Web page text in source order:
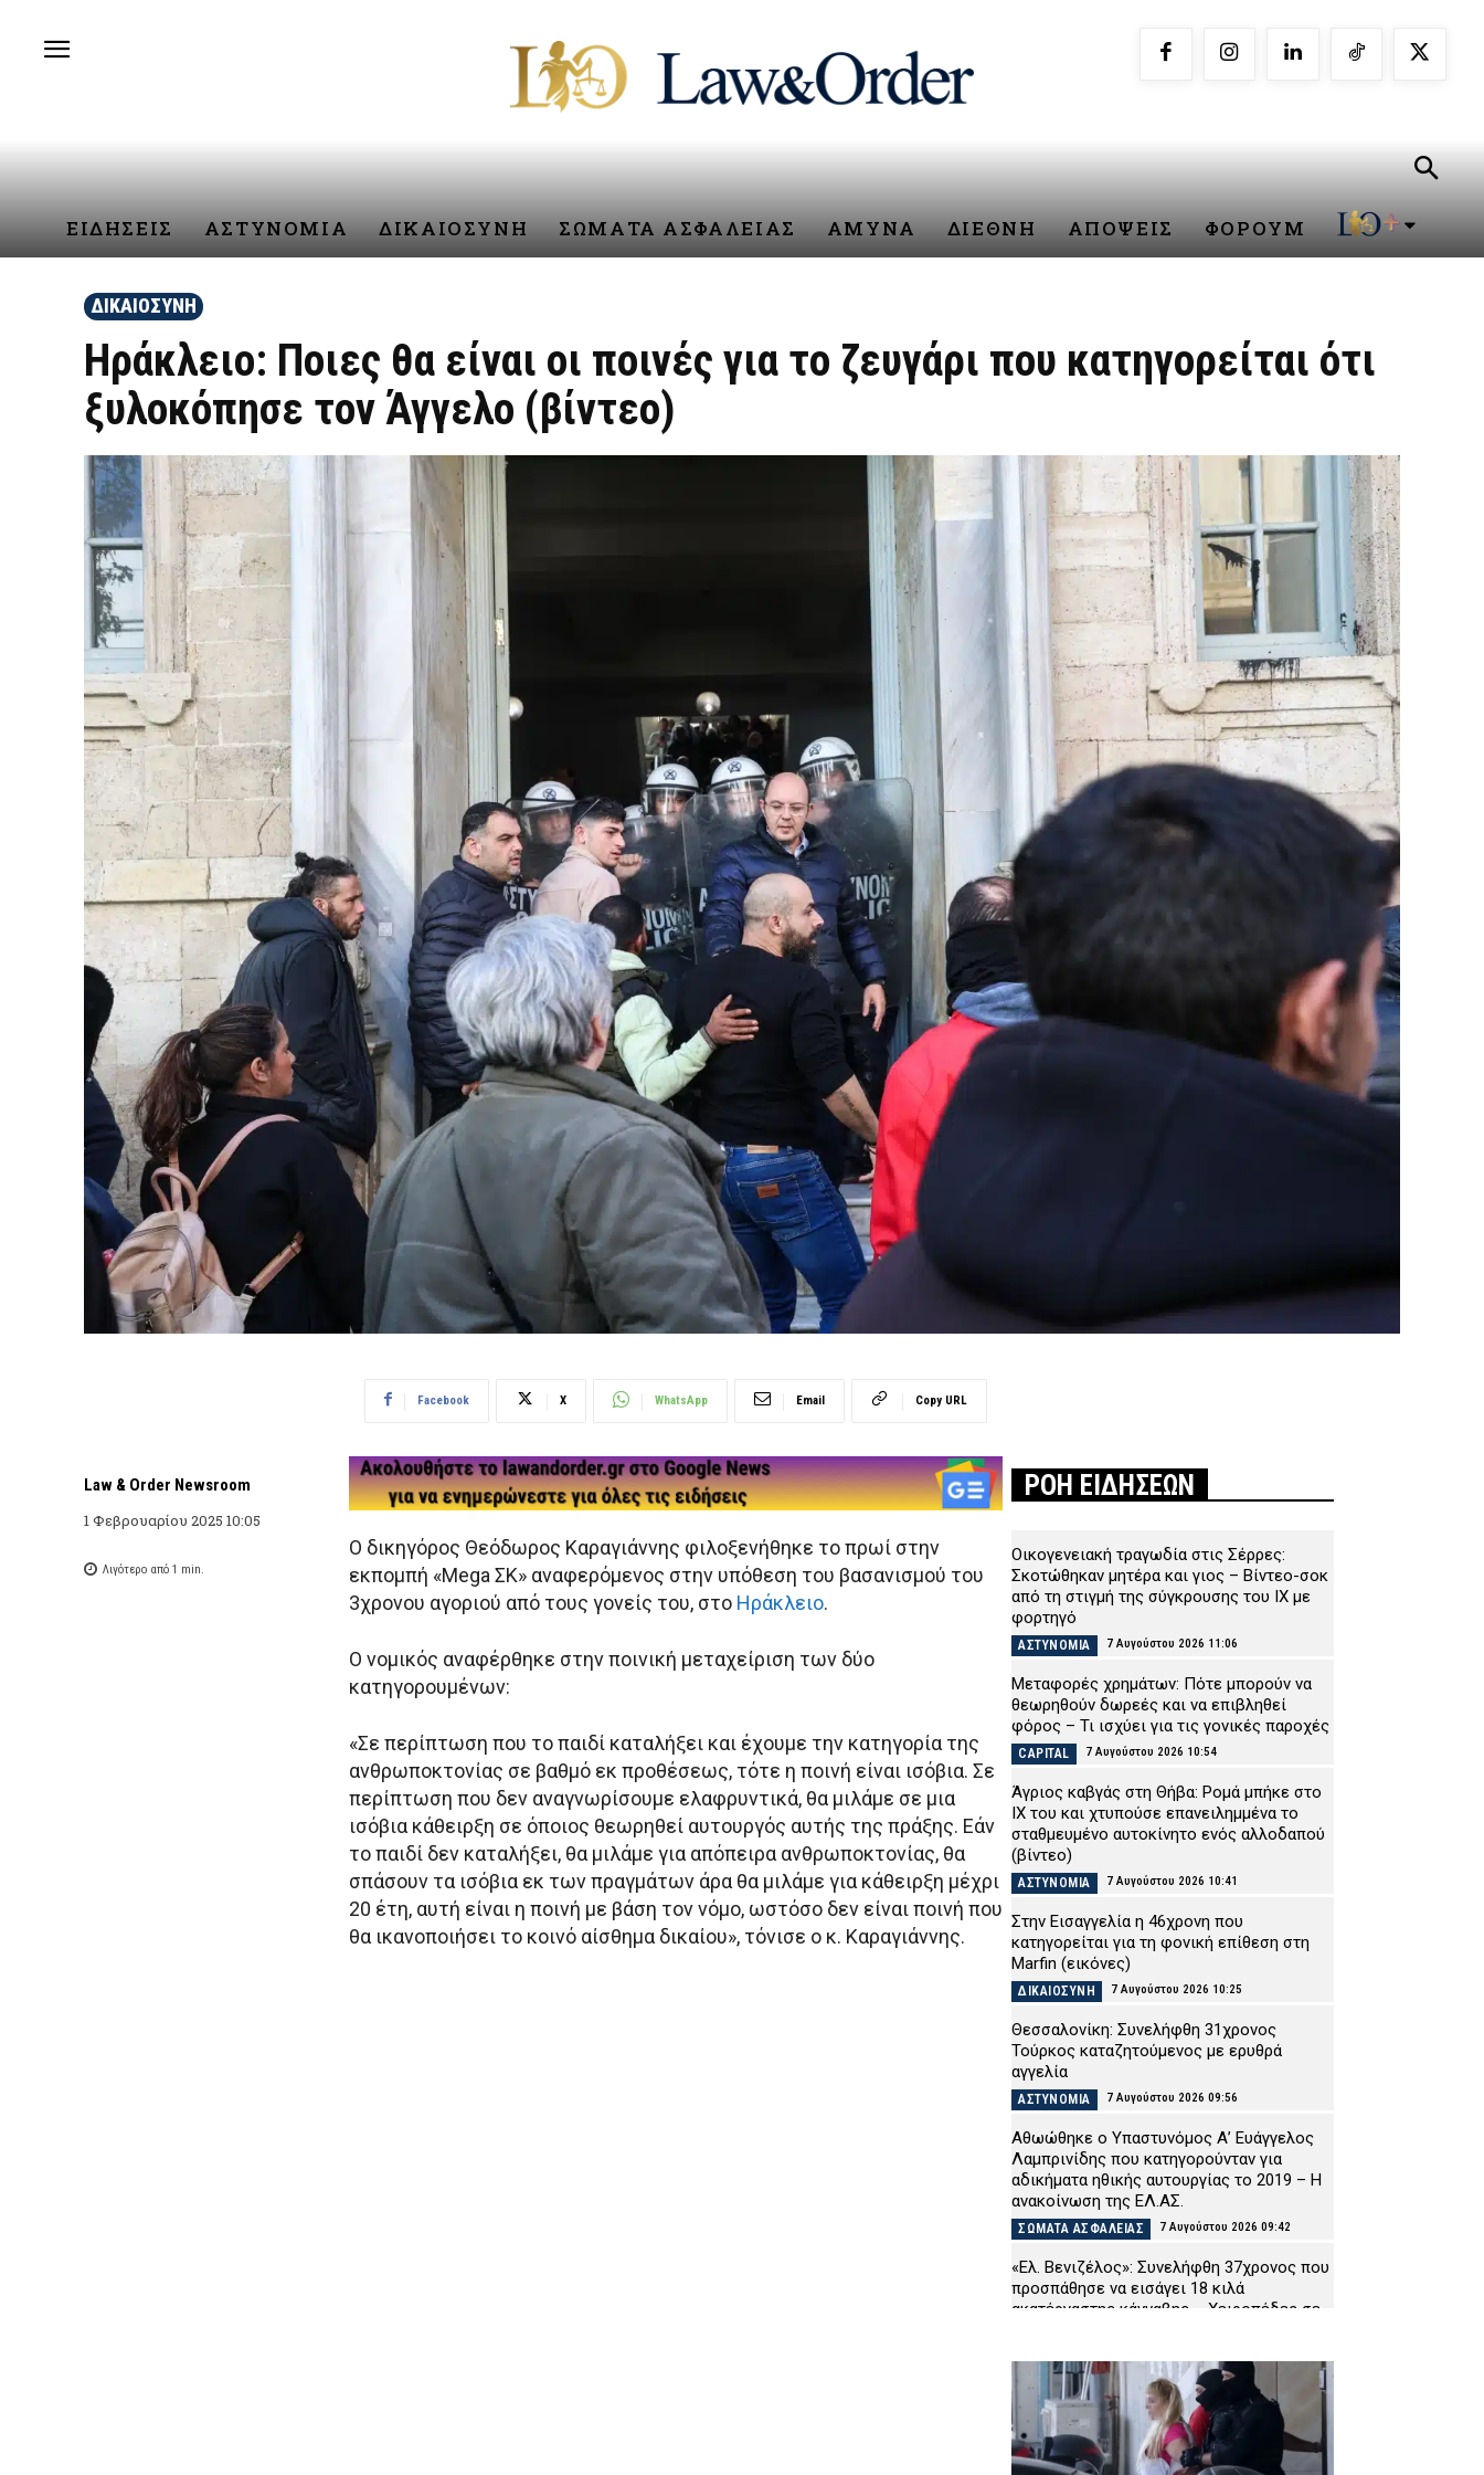
ΕΙΔΗΣΕΙΣ ΑΣΤΥΝΟΜΙΑ ΔΙΚΑΙΟΣΥΝΗ ΣΩΜΑΤΑ ΑΣΦΑΛΕΙΑΣ ΑΜΥΝΑ ΔΙΕΘΝΗ ΑΠΟΨΕΙΣ ΦΟΡΟΥΜ
ΔΙΚΑΙΟΣΥΝΗ
Ηράκλειο: Ποιες θα είναι οι ποινές για το ζευγάρι που κατηγορείται ότι
ξυλοκόπησε τον Άγγελο (βίντεο)
Law & Order Newsroom
1 Φεβρουαρίου 2025 10:05
Λιγότερο από 1 min.
Facebook X WhatsApp Email Copy URL
O δικηγόρος Θεόδωρος Καραγιάννης φιλοξενήθηκε το πρωί στην
εκπομπή «Mega ΣΚ» αναφερόμενος στην υπόθεση του βασανισμού του
3χρονου αγοριού από τους γονείς του, στο Ηράκλειο.
Ο νομικός αναφέρθηκε στην ποινική μεταχείριση των δύο
κατηγορουμένων:
«Σε περίπτωση που το παιδί καταλήξει και έχουμε την κατηγορία της
ανθρωποκτονίας σε βαθμό εκ προθέσεως, τότε η ποινή είναι ισόβια. Σε
περίπτωση που δεν αναγνωρίσουμε ελαφρυντικά, θα μιλάμε σε μια
ισόβια κάθειρξη σε όποιος θεωρηθεί αυτουργός αυτής της πράξης. Εάν
το παιδί δεν καταλήξει, θα μιλάμε για απόπειρα ανθρωποκτονίας, θα
σπάσουν τα ισόβια εκ των πραγμάτων άρα θα μιλάμε για κάθειρξη μέχρι
20 έτη, αυτή είναι η ποινή με βάση τον νόμο, ωστόσο δεν είναι ποινή που
θα ικανοποιήσει το κοινό αίσθημα δικαίου», τόνισε ο κ. Καραγιάννης.
ΡΟΗ ΕΙΔΗΣΕΩΝ
Οικογενειακή τραγωδία στις Σέρρες:
Σκοτώθηκαν μητέρα και γιος – Βίντεο-σοκ
από τη στιγμή της σύγκρουσης του ΙΧ με
φορτηγό
ΑΣΤΥΝΟΜΙΑ 7 Αυγούστου 2026 11:06
Μεταφορές χρημάτων: Πότε μπορούν να
θεωρηθούν δωρεές και να επιβληθεί
φόρος – Τι ισχύει για τις γονικές παροχές
CAPITAL 7 Αυγούστου 2026 10:54
Άγριος καβγάς στη Θήβα: Ρομά μπήκε στο
ΙΧ του και χτυπούσε επανειλημμένα το
σταθμευμένο αυτοκίνητο ενός αλλοδαπού
(βίντεο)
ΑΣΤΥΝΟΜΙΑ 7 Αυγούστου 2026 10:41
Στην Εισαγγελία η 46χρονη που
κατηγορείται για τη φονική επίθεση στη
Marfin (εικόνες)
ΔΙΚΑΙΟΣΥΝΗ 7 Αυγούστου 2026 10:25
Θεσσαλονίκη: Συνελήφθη 31χρονος
Τούρκος καταζητούμενος με ερυθρά
αγγελία
ΑΣΤΥΝΟΜΙΑ 7 Αυγούστου 2026 09:56
Αθωώθηκε ο Υπαστυνόμος Α’ Ευάγγελος
Λαμπρινίδης που κατηγορούνταν για
αδικήματα ηθικής αυτουργίας το 2019 – Η
ανακοίνωση της ΕΛ.ΑΣ.
ΣΩΜΑΤΑ ΑΣΦΑΛΕΙΑΣ 7 Αυγούστου 2026 09:42
«Ελ. Βενιζέλος»: Συνελήφθη 37χρονος που
προσπάθησε να εισάγει 18 κιλά
ακατέργαστης κάνναβης – Χειροπέδες σε
Γουδί: 53χρονη ανασύρθηκε νεκρή από
ακάλυπτο πολυκατοικίας – Έπεσε από τον
πέμπτο όροφο
ΑΣΤΥΝΟΜΙΑ 7 Αυγούστου 2026 09:16